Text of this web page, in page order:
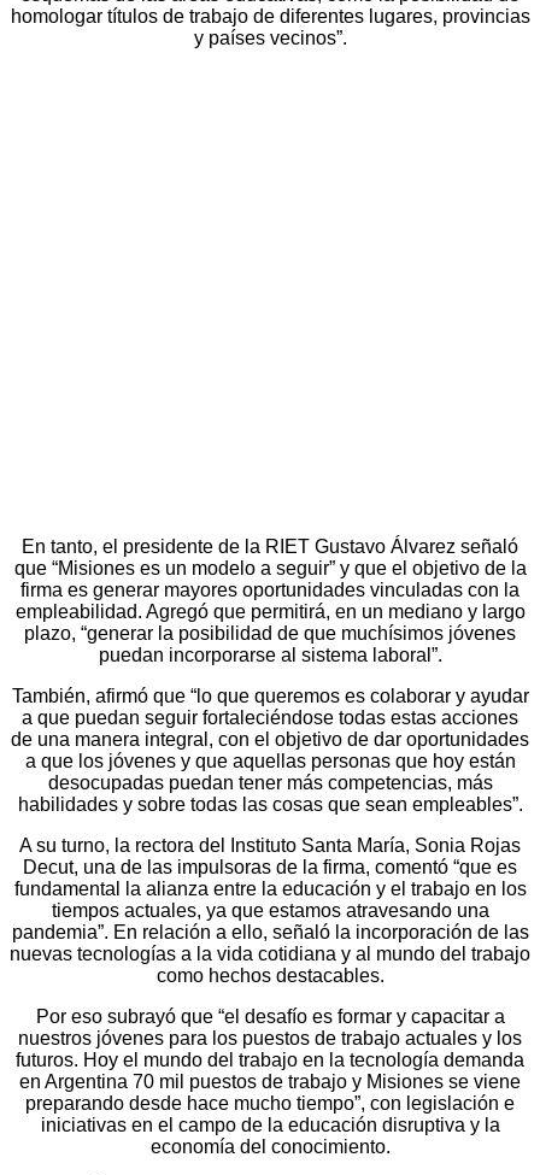
homologar títulos de trabajo de diferentes lugares, provincias
y países vecinos”.
En tanto, el presidente de la RIET Gustavo Álvarez señaló
que “Misiones es un modelo a seguir” y que el objetivo de la
firma es generar mayores oportunidades vinculadas con la
empleabilidad. Agregó que permitirá, en un mediano y largo
plazo, “generar la posibilidad de que muchísimos jóvenes
puedan incorporarse al sistema laboral”.
También, afirmó que “lo que queremos es colaborar y ayudar
a que puedan seguir fortaleciéndose todas estas acciones
de una manera integral, con el objetivo de dar oportunidades
a que los jóvenes y que aquellas personas que hoy están
desocupadas puedan tener más competencias, más
habilidades y sobre todas las cosas que sean empleables”.
A su turno, la rectora del Instituto Santa María, Sonia Rojas
Decut, una de las impulsoras de la firma, comentó “que es
fundamental la alianza entre la educación y el trabajo en los
tiempos actuales, ya que estamos atravesando una
pandemia”. En relación a ello, señaló la incorporación de las
nuevas tecnologías a la vida cotidiana y al mundo del trabajo
como hechos destacables.
Por eso subrayó que “el desafío es formar y capacitar a
nuestros jóvenes para los puestos de trabajo actuales y los
futuros. Hoy el mundo del trabajo en la tecnología demanda
en Argentina 70 mil puestos de trabajo y Misiones se viene
preparando desde hace mucho tiempo”, con legislación e
iniciativas en el campo de la educación disruptiva y la
economía del conocimiento.